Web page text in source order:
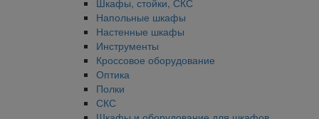
Шкафы, стойки, СКС
Напольные шкафы
Настенные шкафы
Инструменты
Кроссовое оборудование
Оптика
Полки
СКС